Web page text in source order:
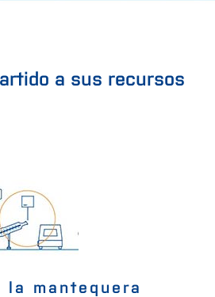
a sus recursos
la mantequera